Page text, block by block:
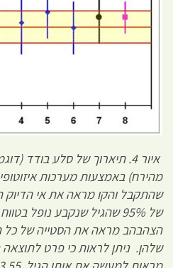
מהירח) באמצעות מערכות
שהתקבל והקו מראה את אי הדיוק
של 95% שהגיל שנקבע נופל
הצהבהב מראה את הסטייה של
שלהן. ניתן לראות כי פרט